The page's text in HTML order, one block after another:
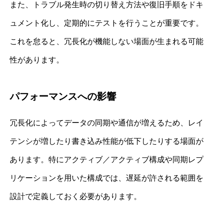
また、トラブル発生時の切り替え方法や復旧手順をドキ
ュメント化し、定期的にテストを行うことが重要です。
これを怠ると、冗長化が機能しない場面が生まれる可能
性があります。
パフォーマンスへの影響
冗長化によってデータの同期や通信が増えるため、レイ
テンシが増したり書き込み性能が低下したりする場面が
あります。特にアクティブ／アクティブ構成や同期レプ
リケーションを用いた構成では、遅延が許される範囲を
設計で定義しておく必要があります。